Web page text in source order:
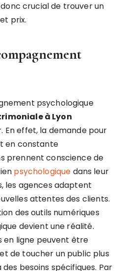
crucial de trouver un
prix.
psychologique
à Lyon
En effet, la demande pour
en constante
prennent conscience de
psychologique dans leur
les agences adaptent
attentes des clients.
des outils numériques
devient une réalité.
en ligne peuvent être
de toucher un public plus
besoins spécifiques. Par